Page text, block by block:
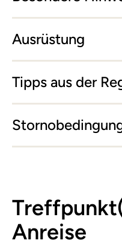
Ausrüstung
Tipps aus der
Anreise